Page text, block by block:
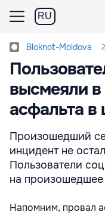
RU
Bloknot-Moldova
высмеяли
асфальта
Произошедший
инцидент не
Пользователи
на
Напомним, провал